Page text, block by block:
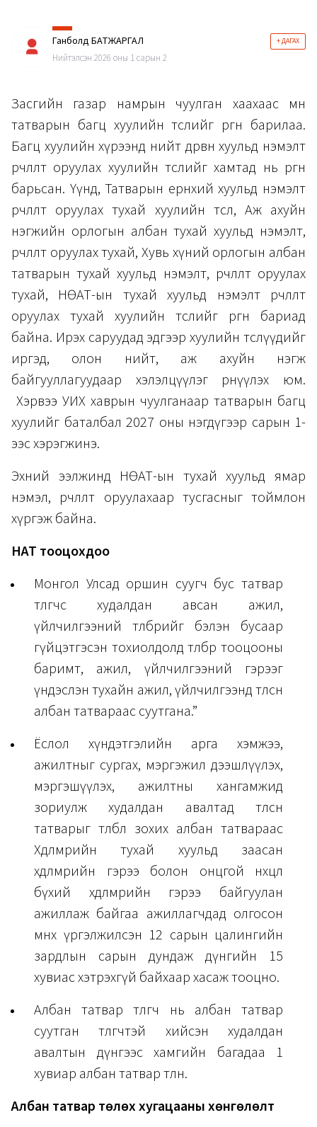
Ганболд БАТЖАРГАЛ + ДАГАХ
Нийтэлсэн 2026 оны 1 сарын 2
Засгийн газар намрын чуулган хаахаас өмнө
татварын багц хуулийн төслийг өргөн барилаа.
Багц хуулийн хүрээнд нийт дөрвөн хуульд нэмэлт
өөрчлөлт оруулах хуулийн төслийг хамтад нь өргөн
барьсан. Үүнд, Татварын ерөнхий хуульд нэмэлт
өөрчлөлт оруулах тухай хуулийн төсөл, Аж ахуйн
нэгжийн орлогын албан тухай хуульд нэмэлт,
өөрчлөлт оруулах тухай, Хувь хүний орлогын албан
татварын тухай хуульд нэмэлт, өөрчлөлт оруулах
тухай, НӨАТ-ын тухай хуульд нэмэлт өөрчлөлт
оруулах тухай хуулийн төслийг өргөн бариад
байна. Ирэх саруудад эдгээр хуулийн төслүүдийг
иргэд, олон нийт, аж ахуйн нэгж
байгууллагуудаар хэлэлцүүлэг өрнүүлэх юм.
Хэрвээ УИХ хаврын чуулганаар татварын багц
хуулийг баталбал 2027 оны нэгдүгээр сарын 1-
ээс хэрэгжинэ.
Эхний ээлжинд НӨАТ-ын тухай хуульд ямар
нэмэл, өөрчлөлт оруулахаар тусгасныг тоймлон
хүргэж байна.
НӨАТ тооцохдоо
Монгол Улсад оршин суугч бус татвар
төлөгчөөс худалдан авсан ажил,
үйлчилгээний төлбөрийг бэлэн бусаар
гүйцэтгэсэн тохиолдолд төлбөр тооцооны
баримт, ажил, үйлчилгээний гэрээг
үндэслэн тухайн ажил, үйлчилгээнд төлсөн
албан татвараас суутгана.”
Ёслол хүндэтгэлийн арга хэмжээ,
ажилтныг сургах, мэргэжил дээшлүүлэх,
мэргэшүүлэх, ажилтны хангамжид
зориулж худалдан авалтад төлсөн
татварыг төлбөл зохих албан татвараас
Хөдөлмөрийн тухай хуульд заасан
хөдөлмөрийн гэрээ болон онцгой нөхцөл
бүхий хөдөлмөрийн гэрээ байгуулан
ажиллаж байгаа ажиллагчдад олгосон
өмнөх үргэлжилсэн 12 сарын цалингийн
зардлын сарын дундаж дүнгийн 15
хувиас хэтрэхгүй байхаар хасаж тооцно.
Албан татвар төлөгч нь албан татвар
суутган төлөгчтэй хийсэн худалдан
авалтын дүнгээс хамгийн багадаа 1
хувиар албан татвар төлнө.
Албан татвар төлөх хугацааны хөнгөлөлт